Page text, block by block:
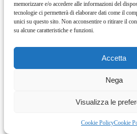
memorizzare e/o accedere alle informazioni del
tecnologie ci permetterà di elaborare dati come il
unici su questo sito. Non acconsentire o ritirare il
su alcune caratteristiche e funzioni.
Accetta
Nega
Visualizza le
Cookie PolicyCookie